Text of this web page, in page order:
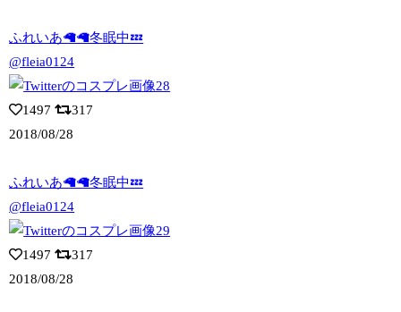
ふれいあ🦙🦙冬眠中💤
@fleia0124
1497
317
2018/08/28
ふれいあ🦙🦙冬眠中💤
@fleia0124
1497
317
2018/08/28